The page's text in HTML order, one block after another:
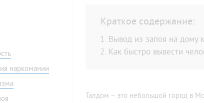
Принудительное
Программа лечения алкоголизма
Нарколог на дом
Консультация нарколога
Краткое содержание:
Вывод из запоя на дому
Как быстро вывести
Талдом – это небольшой город в
наркомании